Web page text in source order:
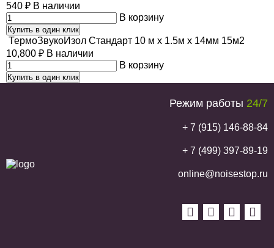
540 ₽ В наличии
В корзину
Купить в один клик
ТермоЗвукоИзол Стандарт 10 м х 1.5м х 14мм 15м2
10,800 ₽ В наличии
В корзину
Купить в один клик
Режим работы 24/7
+ 7 (915) 146-88-84
+ 7 (499) 397-89-19
online@noisestop.ru